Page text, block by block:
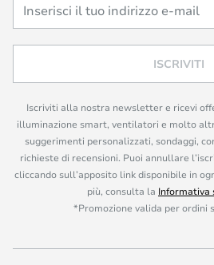
ISCRIVITI
Iscriviti alla nostra newsletter e ricevi
illuminazione smart, ventilatori e molto
suggerimenti personalizzati, sondaggi,
richieste di recensioni. Puoi annullare
cliccando sull’apposito link disponibile in
più, consulta la Informativa
*Promozione valida per ordini